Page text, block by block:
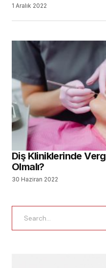
1 Aralık 2022
Diş Kliniklerinde
Olmalı?
30 Haziran 2022